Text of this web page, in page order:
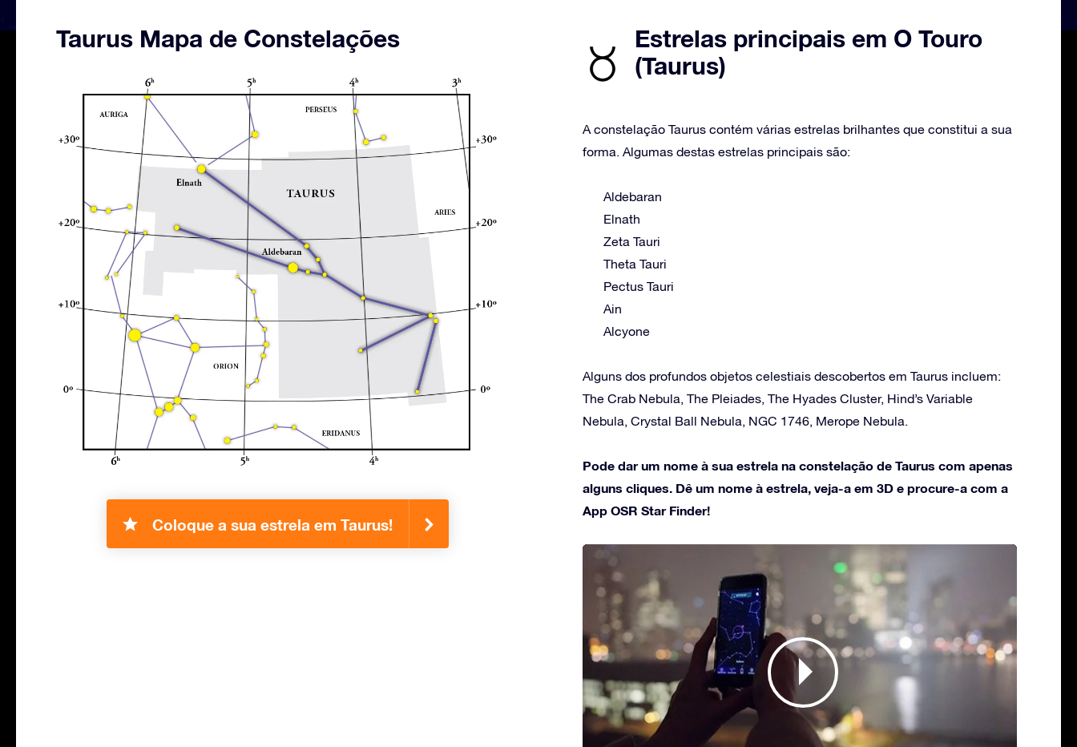
Taurus Mapa de Constelações
Coloque a sua estrela em Taurus!
Estrelas principais em O Touro
(Taurus)
A constelação Taurus contém várias estrelas brilhantes que constitui a sua
forma. Algumas destas estrelas principais são:
Aldebaran
Elnath
Zeta Tauri
Theta Tauri
Pectus Tauri
Ain
Alcyone
Alguns dos profundos objetos celestiais descobertos em Taurus incluem:
The Crab Nebula, The Pleiades, The Hyades Cluster, Hind’s Variable
Nebula, Crystal Ball Nebula, NGC 1746, Merope Nebula.
Pode dar um nome à sua estrela na constelação de Taurus com apenas
alguns cliques. Dê um nome à estrela, veja-a em 3D e procure-a com a
App OSR Star Finder!